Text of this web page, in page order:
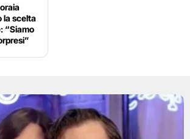
la scelta
“Siamo